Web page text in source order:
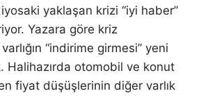
yaklaşan krizi “iyi haber”
Yazara göre kriz
“indirime girmesi” yeni
Halihazırda otomobil ve konut
fiyat düşüşlerinin diğer varlık